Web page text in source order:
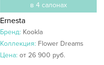
в 4 салонах
Ernesta
Бренд: Kookla
Коллекция: Flower Dreams
Цена: от 26 900 руб.